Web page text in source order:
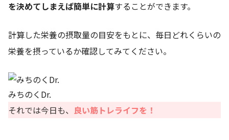
を決めてしまえば簡単に計算することができます。
計算した栄養の摂取量の目安をもとに、毎日どれくらいの
栄養を摂っているか確認してみてください。
みちのくDr.
それでは今日も、 良い筋トレライフを！